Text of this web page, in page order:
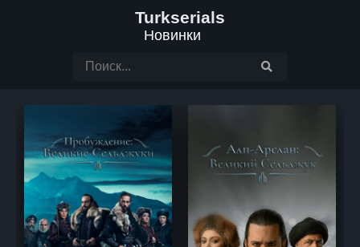
Turkserials
Новинки